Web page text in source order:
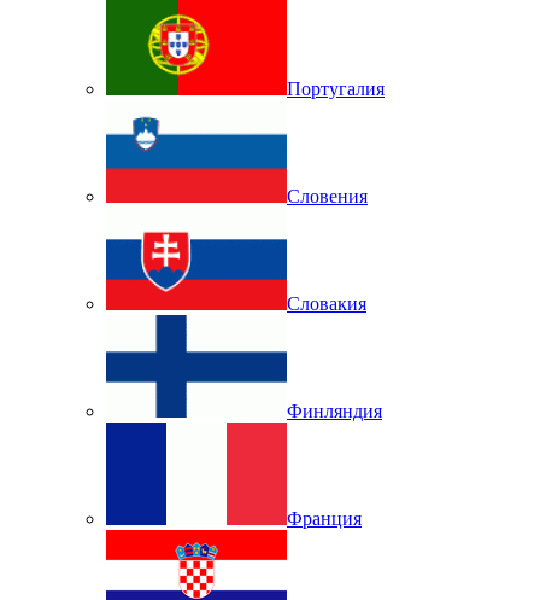
Португалия
Словения
Словакия
Финляндия
Франция